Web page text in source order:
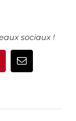
sociaux !
Email